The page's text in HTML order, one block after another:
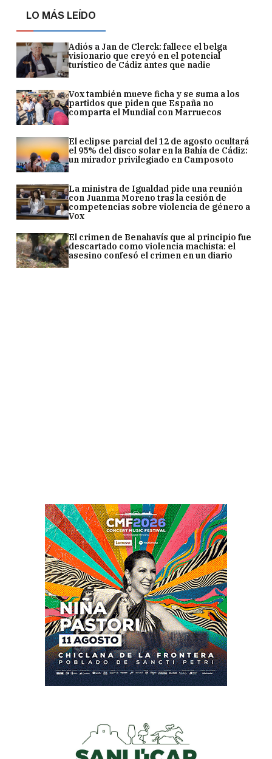
LO MÁS LEÍDO
Adiós a Jan de Clerck: fallece el belga
visionario que creyó en el potencial
turístico de Cádiz antes que nadie
Vox también mueve ficha y se suma a los
partidos que piden que España no
comparta el Mundial con Marruecos
El eclipse parcial del 12 de agosto ocultará
el 95% del disco solar en la Bahía de Cádiz:
un mirador privilegiado en Camposoto
La ministra de Igualdad pide una reunión
con Juanma Moreno tras la cesión de
competencias sobre violencia de género a
Vox
El crimen de Benahavís que al principio fue
descartado como violencia machista: el
asesino confesó el crimen en un diario